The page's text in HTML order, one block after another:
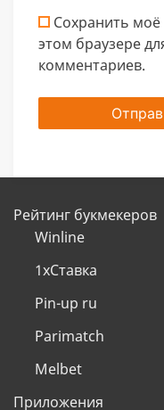
Сохранить моё
этом браузере
комментариев.
Рейтинг букмекеров
Winline
1хСтавка
Pin-up ru
Parimatch
Melbet
Приложения